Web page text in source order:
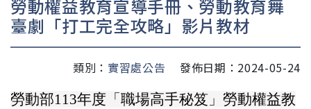
勞動權益教育宣導手冊、勞動教育舞
臺劇「打工完全攻略」影片教材
類別： 實習處公告
發佈日期：2024-05-24
勞動部113年度「職場高手秘笈」勞動權益教